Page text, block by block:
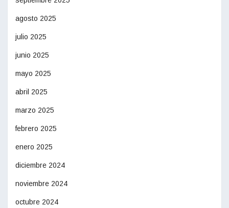
agosto 2025
julio 2025
junio 2025
mayo 2025
abril 2025
marzo 2025
febrero 2025
enero 2025
diciembre 2024
noviembre 2024
octubre 2024